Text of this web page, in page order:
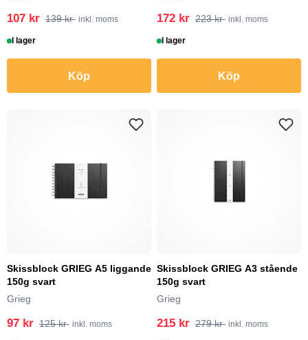
107 kr 139 kr inkl. moms
I lager
Köp
172 kr 223 kr inkl. moms
I lager
Köp
Skissblock GRIEG A5 liggande
150g svart
Grieg
97 kr 125 kr inkl. moms
Skissblock GRIEG A3 stående
150g svart
Grieg
215 kr 279 kr inkl. moms